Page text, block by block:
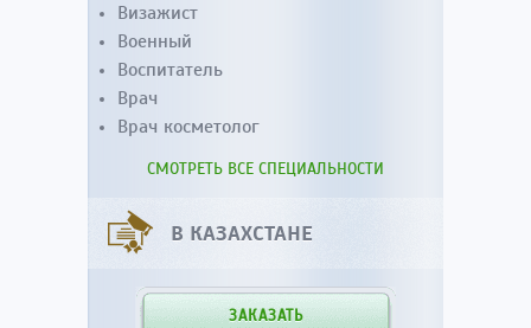
Визажист
Военный
Воспитатель
Врач
Врач косметолог
СМОТРЕТЬ ВСЕ СПЕЦИАЛЬНОСТИ
В КАЗАХСТАНЕ
ЗАКАЗАТЬ